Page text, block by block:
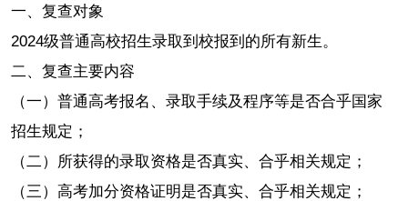
一、复查对象
2024级普通高校招生录取到校报到的所有新生。
二、复查主要内容
（一）普通高考报名、录取手续及程序等是否合乎国家
招生规定；
（二）所获得的录取资格是否真实、合乎相关规定；
（三）高考加分资格证明是否真实、合乎相关规定；